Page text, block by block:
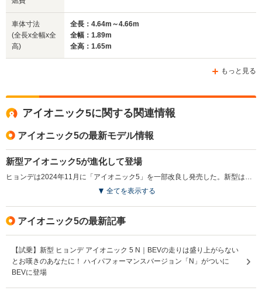
(全長x全幅x全高)
WLTCモード
燃費
排気量
駆動方式
-
FF
-
FF
-
FF
車体寸法
(全長x全幅x全
高)
全長：4.64m～4.66m
全幅：1.89m
全高：1.65m
もっと見る
アイオニック5に関する関連情報
アイオニック5の最新モデル情報
新型アイオニック5が進化して登場
ヒョンデは2024年11月に「アイオニック5」を一部改良し発売した。新型はバッテリー容量を84kWhに増大し、WLTCモードでの一充電走行距離が703kmに達した。また、次世代800V電源システムを採用し、充電効率も向上。外観はユニークなデザインを維持しながら、顧客のフィードバックを反映した改良が施されている。新機能として、エグゼクティブシートをオプション設定し、後席の快適性を高めた。さらに、ドライブモードには「MY DRIVE」が追加され、運転体験の多様性も向上した。安全機能として、ビルトインカメラによるドライブレコーダーや、ARナビゲーション機能も搭載され、より直感的な操作が可能となっている。（2024.11）
全てを表示する
アイオニック5の最新記事
【試乗】新型 ヒョンデ アイオニック 5 N｜BEVの走りは盛り上がらない
とお嘆きのあなたに！ ハイパフォーマンスバージョン「N」がついに
BEVに登場